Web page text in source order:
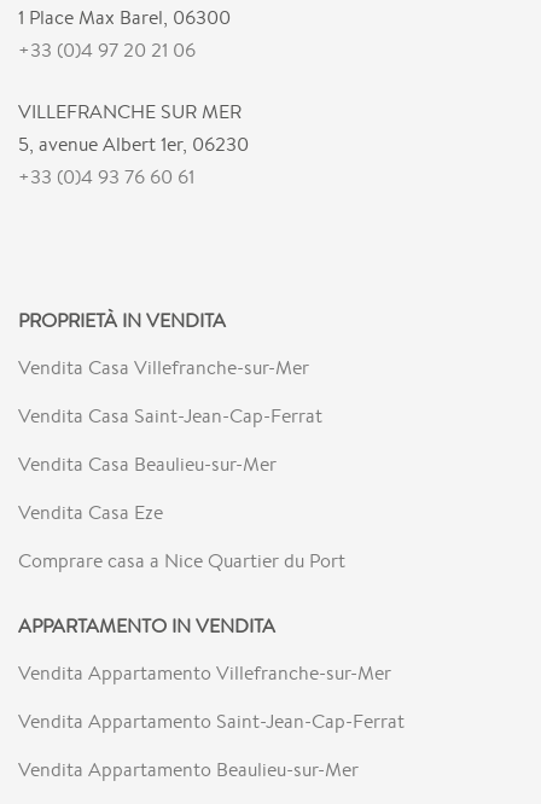
1 Place Max Barel, 06300
+33 (0)4 97 20 21 06
VILLEFRANCHE SUR MER
5, avenue Albert 1er, 06230
+33 (0)4 93 76 60 61
PROPRIETÀ IN VENDITA
Vendita Casa Villefranche-sur-Mer
Vendita Casa Saint-Jean-Cap-Ferrat
Vendita Casa Beaulieu-sur-Mer
Vendita Casa Eze
Comprare casa a Nice Quartier du Port
APPARTAMENTO IN VENDITA
Vendita Appartamento Villefranche-sur-Mer
Vendita Appartamento Saint-Jean-Cap-Ferrat
Vendita Appartamento Beaulieu-sur-Mer